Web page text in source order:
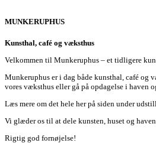
MUNKERUPHUS
Kunsthal, café og væksthus
Velkommen til Munkeruphus – et tidligere
Munkeruphus er i dag både kunsthal, café og
vores væksthus eller gå på opdagelse i haven
Læs mere om det hele her på siden under
Vi glæder os til at dele kunsten, huset og haven
Rigtig god fornøjelse!